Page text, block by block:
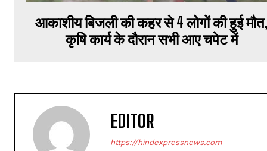
आकाशीय बिजली की कहर से 4 लोगों की हुई मौत,
कृषि कार्य के दौरान सभी आए चपेट में
EDITOR
https://hindexpressnews.com